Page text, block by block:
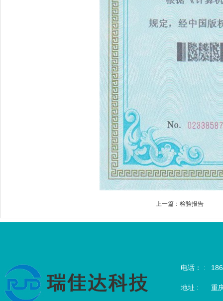
上一篇： 检验报告
电话： :
地址 : 重